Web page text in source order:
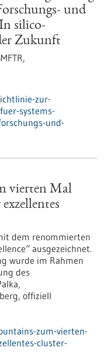
und
silico-
Zukunft
zur-
systems-
und-
vierten Mal
dem renommierten
ausgezeichnet.
wurde im Rahmen
des
offiziell
zum-vierten-
cluster-